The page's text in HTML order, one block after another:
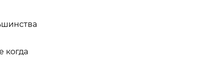
когда